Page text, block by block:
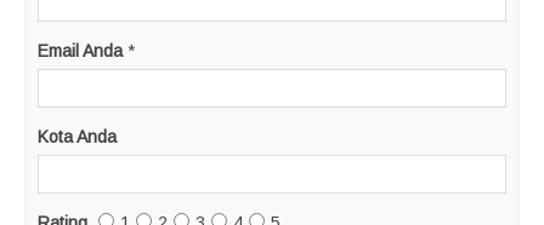
Email Anda *
Kota Anda